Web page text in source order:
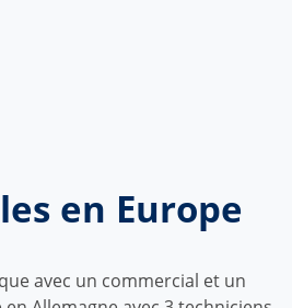
en Europe
avec un commercial et un